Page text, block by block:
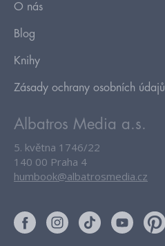
O nás
Blog
Knihy
Zásady ochrany osobních údajů
Albatros Media a.s.
5. května 1746/22
140 00 Praha 4
humbook@albatrosmedia.cz